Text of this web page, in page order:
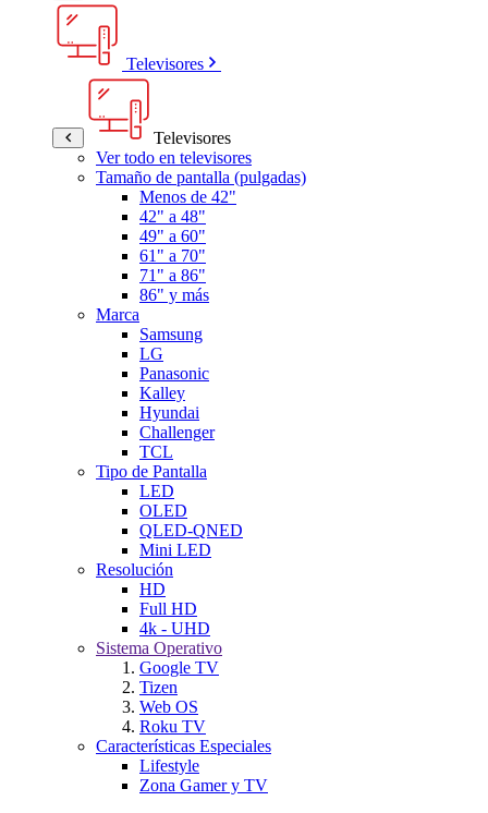
Televisores
Televisores
Ver todo en televisores
Tamaño de pantalla (pulgadas)
Menos de 42"
42" a 48"
49" a 60"
61" a 70"
71" a 86"
86" y más
Marca
Samsung
LG
Panasonic
Kalley
Hyundai
Challenger
TCL
Tipo de Pantalla
LED
OLED
QLED-QNED
Mini LED
Resolución
HD
Full HD
4k - UHD
Sistema Operativo
Google TV
Tizen
Web OS
Roku TV
Características Especiales
Lifestyle
Zona Gamer y TV